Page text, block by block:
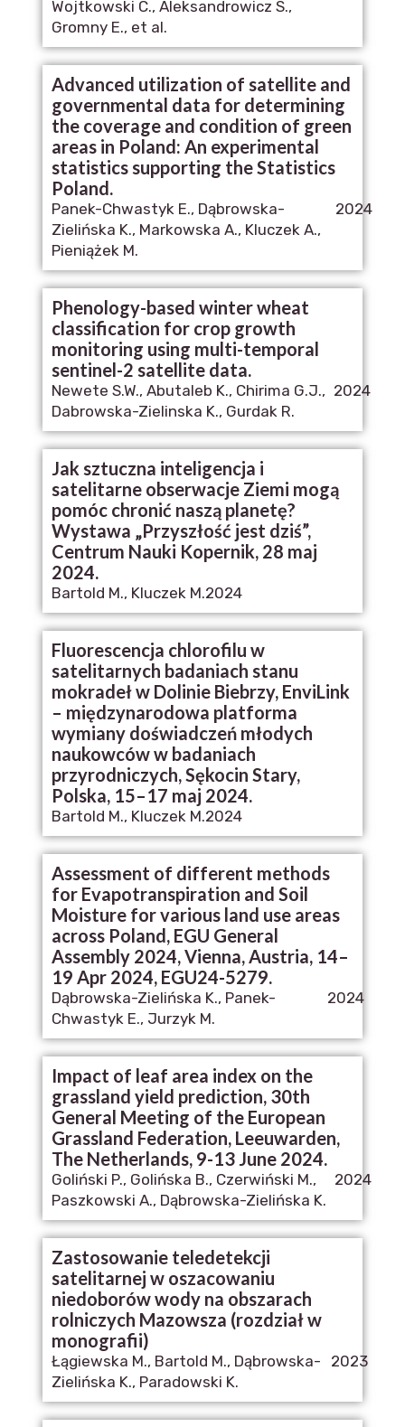
Wojtkowski C., Aleksandrowicz S.,
Gromny E., et al.
Advanced utilization of satellite and
governmental data for determining
the coverage and condition of green
areas in Poland: An experimental
statistics supporting the Statistics
Poland.
Panek-Chwastyk E., Dąbrowska-
Zielińska K., Markowska A., Kluczek A.,
Pieniążek M.
2024
Phenology-based winter wheat
classification for crop growth
monitoring using multi-temporal
sentinel-2 satellite data.
Newete S.W., Abutaleb K., Chirima G.J.,
Dabrowska-Zielinska K., Gurdak R.
2024
Jak sztuczna inteligencja i
satelitarne obserwacje Ziemi mogą
pomóc chronić naszą planetę?
Wystawa „Przyszłość jest dziś”,
Centrum Nauki Kopernik, 28 maj
2024.
Bartold M., Kluczek M.2024
Fluorescencja chlorofilu w
satelitarnych badaniach stanu
mokradeł w Dolinie Biebrzy, EnviLink
– międzynarodowa platforma
wymiany doświadczeń młodych
naukowców w badaniach
przyrodniczych, Sękocin Stary,
Polska, 15–17 maj 2024.
Bartold M., Kluczek M.2024
Assessment of different methods
for Evapotranspiration and Soil
Moisture for various land use areas
across Poland, EGU General
Assembly 2024, Vienna, Austria, 14–
19 Apr 2024, EGU24-5279.
Dąbrowska-Zielińska K., Panek-
Chwastyk E., Jurzyk M.
2024
Impact of leaf area index on the
grassland yield prediction, 30th
General Meeting of the European
Grassland Federation, Leeuwarden,
The Netherlands, 9-13 June 2024.
Goliński P., Golińska B., Czerwiński M.,
Paszkowski A., Dąbrowska-Zielińska K.
2024
Zastosowanie teledetekcji
satelitarnej w oszacowaniu
niedoborów wody na obszarach
rolniczych Mazowsza (rozdział w
monografii)
Łągiewska M., Bartold M., Dąbrowska-
Zielińska K., Paradowski K.
2023